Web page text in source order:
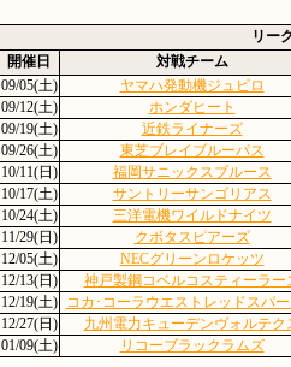
リー
開催日
対戦チーム
09/05(土)
ヤマハ発動機ジュビロ
09/12(土)
ホンダヒート
09/19(土)
近鉄ライナーズ
09/26(土)
東芝ブレイブルーパス
10/11(日)
福岡サニックスブルース
10/17(土)
サントリーサンゴリアス
10/24(土)
三洋電機ワイルドナイツ
11/29(日)
クボタスピアーズ
12/05(土)
NECグリーンロケッツ
12/13(日)
神戸製鋼コベルコスティーラー
12/19(土)
コカ･コーラウエストレッドスパ
12/27(日)
九州電力キューデンヴォルテク
01/09(土)
リコーブラックラムズ